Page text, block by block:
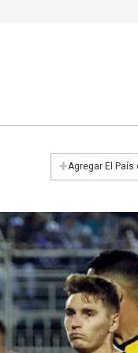
+Agregar El País